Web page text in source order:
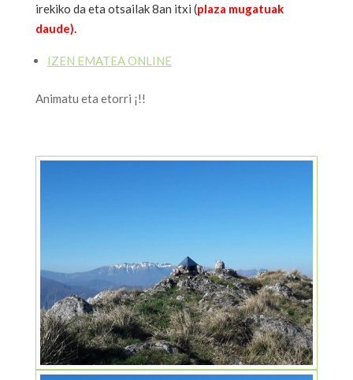
irekiko da eta otsailak 8an itxi (plaza mugatuak
daude).
IZEN EMATEA ONLINE
Animatu eta etorri ¡!!